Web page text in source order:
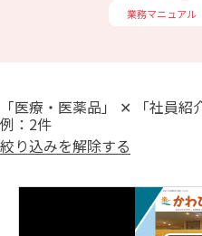
業務マニュアル
「医療・医薬品」 ✕ 「社員
例：2件
絞り込みを解除する